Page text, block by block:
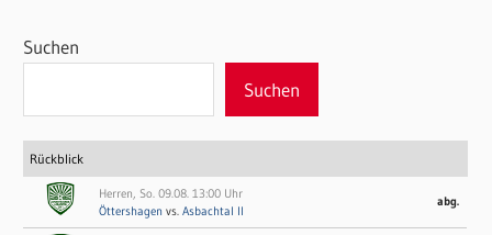
Suchen
Suchen
Rückblick
Herren, So. 09.08. 13:00 Uhr
Öttershagenvs.Asbachtal II
abg.